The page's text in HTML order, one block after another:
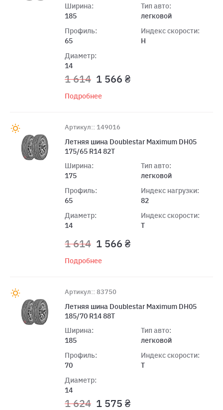
Ширина:
185
Профиль:
65
Диаметр:
14
Тип авто:
легковой
Индекс скорости:
H
1 614 1 566 ₴
Подробнее
Артикул:: 149016
Летняя шина Doublestar Maximum DH05
175/65 R14 82T
Ширина:
175
Профиль:
65
Диаметр:
14
Тип авто:
легковой
Индекс нагрузки:
82
Индекс скорости:
T
1 614 1 566 ₴
Подробнее
Артикул:: 83750
Летняя шина Doublestar Maximum DH05
185/70 R14 88T
Ширина:
185
Профиль:
70
Диаметр:
14
Тип авто:
легковой
Индекс скорости:
T
1 624 1 575 ₴